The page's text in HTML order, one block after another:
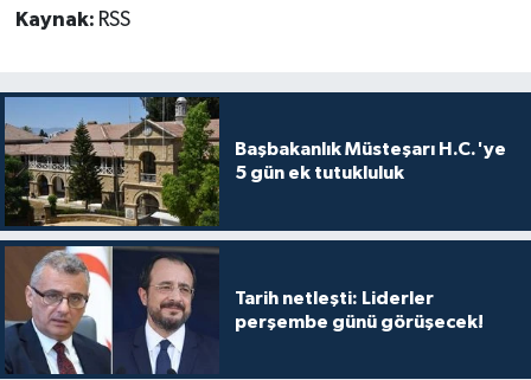
Kaynak: RSS
Başbakanlık Müsteşarı H.C.'ye
5 gün ek tutukluluk
Tarih netleşti: Liderler
perşembe günü görüşecek!